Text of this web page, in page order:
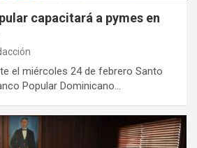
capacitará a pymes en
el miércoles 24 de febrero Santo
Popular Dominicano…